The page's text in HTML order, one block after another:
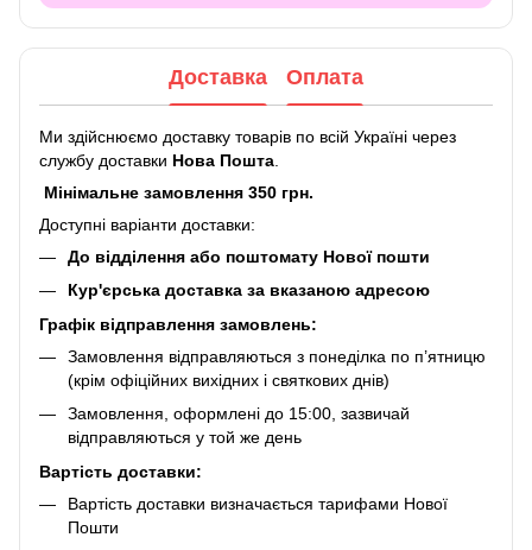
Доставка Оплата
Ми здійснюємо доставку товарів по всій Україні через
службу доставки Нова Пошта
Мінімальне замовлення 350 грн.
Доступні варіанти доставки:
До відділення або поштомату Нової пошти
Кур'єрська доставка за вказаною адресою
Графік відправлення замовлень:
Замовлення відправляються з понеділка по п’ятницю
(крім офіційних вихідних і святкових днів)
Замовлення, оформлені до 15:00, зазвичай
відправляються у той же день
Вартість доставки:
Вартість доставки визначається тарифами Нової
Пошти